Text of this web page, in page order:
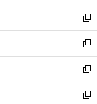
ウ
で
開
く
ン
ド
ウ
で
開
く
ウ
ィ
ン
ド
ウ
で
開
く
し
い
ウ
ィ
ン
ド
ウ
で
新
し
い
ウ
ィ
ン
ド
新
し
い
ウ
ィ
新
し
い
新